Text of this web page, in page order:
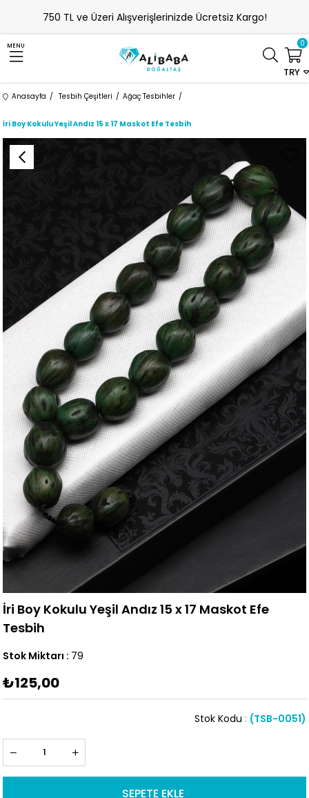
750 TL ve Üzeri Alışverişlerinizde Ücretsiz Kargo!
MENU
TRY
0
Anasayfa Tesbih Çeşitleri Ağaç Tesbihler
İri Boy Kokulu Yeşil Andız 15 x 17 Maskot Efe Tesbih
İri Boy Kokulu Yeşil Andız 15 x 17 Maskot Efe
Tesbih
Stok Miktarı : 79
₺125,00
(TSB-0051)
Stok Kodu